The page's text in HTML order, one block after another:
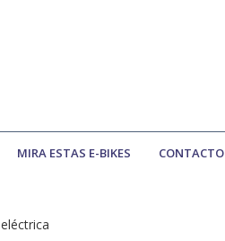
MIRA ESTAS E-BIKES CONTACTO